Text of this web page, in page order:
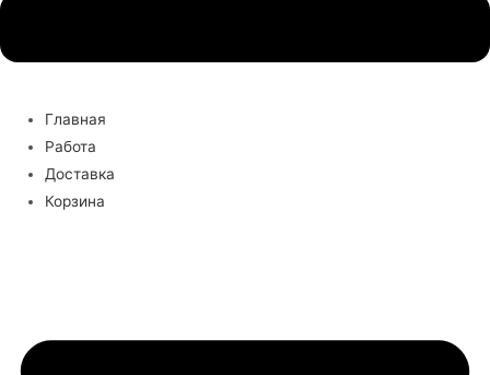
Главная
Работа
Доставка
Корзина